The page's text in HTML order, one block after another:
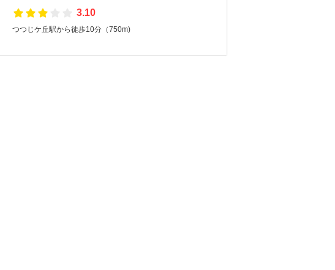
3.10
つつじケ丘駅から徒歩10分（750m)